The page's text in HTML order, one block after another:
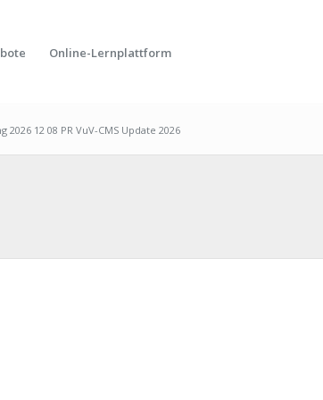
Online-Lernplattform
2026 12 08 PR VuV-CMS Update 2026